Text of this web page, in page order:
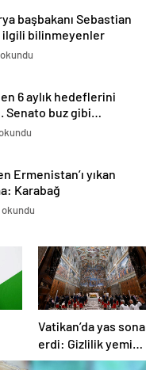
başbakanı Sebastian
ilgili bilinmeyenler
6 aylık hedeflerini
Senato buz gibi…
Ermenistan’ı yıkan
Karabağ
ayrılmaz bir
Vatikan’da yas sona
erdi: Gizlilik yemini
edildi, seçim